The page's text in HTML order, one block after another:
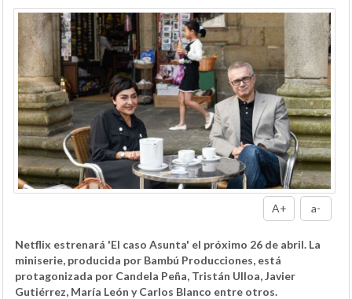
A+ a-
Netflix estrenará 'El caso Asunta' el próximo 26 de abril. La
miniserie, producida por Bambú Producciones, está
protagonizada por Candela Peña, Tristán Ulloa, Javier
Gutiérrez, María León y Carlos Blanco entre otros.